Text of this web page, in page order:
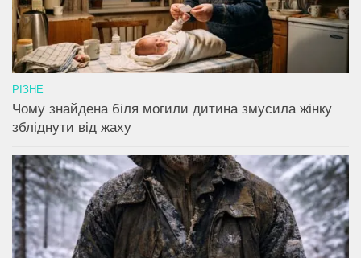
РІЗНЕ
Чому знайдена біля могили дитина змусила жінку
збліднути від жаху